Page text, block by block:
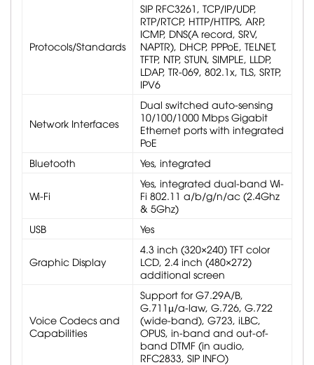
Protocols/Standards
SIP RFC3261, TCP/IP/UDP,
RTP/RTCP, HTTP/HTTPS, ARP,
ICMP, DNS(A record, SRV,
NAPTR), DHCP, PPPoE, TELNET,
TFTP, NTP, STUN, SIMPLE, LLDP,
LDAP, TR-069, 802.1x, TLS, SRTP,
IPV6
Network Interfaces
Dual switched auto-sensing
10/100/1000 Mbps Gigabit
Ethernet ports with integrated
PoE
Bluetooth
Yes, integrated
Wi-Fi
Yes, integrated dual-band Wi-
Fi 802.11 a/b/g/n/ac (2.4Ghz
& 5Ghz)
USB
Yes
Graphic Display
4.3 inch (320×240) TFT color
LCD, 2.4 inch (480×272)
additional screen
Voice Codecs and
Capabilities
Support for G7.29A/B,
G.711µ/a-law, G.726, G.722
(wide-band), G723, iLBC,
OPUS, in-band and out-of-
band DTMF (in audio,
RFC2833, SIP INFO)